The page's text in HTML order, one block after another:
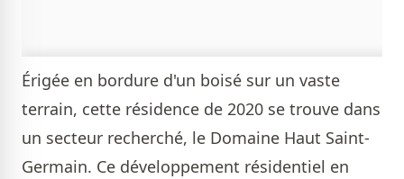
Érigée en bordure d'un boisé sur un vaste
terrain, cette résidence de 2020 se trouve dans
un secteur recherché, le Domaine Haut Saint-
Germain. Ce développement résidentiel en